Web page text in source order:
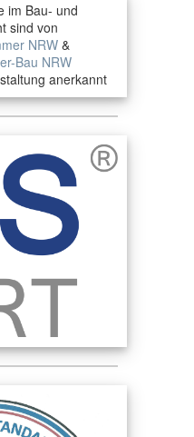
im Bau- und
sind von
NRW&
Bau NRW
anerkannt